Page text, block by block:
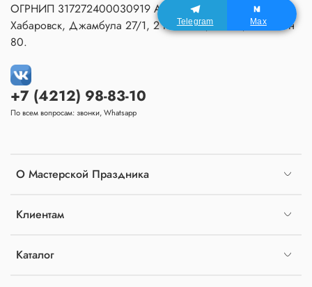
О Мастерской Праздника
Клиентам
Каталог
+7 (4212) 98-83-10
По всем вопросам: звонки, Whatsapp
ОГРНИП 317272400030919 Адрес Мастерской:
Хабаровск, Джамбула 27/1, 2 подъезд, 1 этаж, домофон
80.
Telegram Max